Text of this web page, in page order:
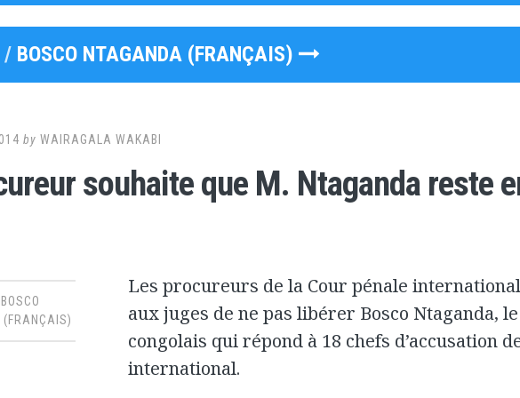
/ BOSCO NTAGANDA (FRANÇAIS)
by WAIRAGALA WAKABI
souhaite que M. Ntaganda reste
BOSCO
(FRANÇAIS)
Les procureurs de la Cour pénale
aux juges de ne pas libérer Bosco Ntaganda,
congolais qui répond à 18 chefs d’accusation
international.